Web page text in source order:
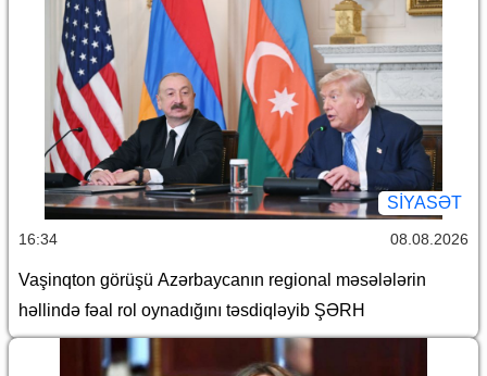
SİYASƏT
16:34 08.08.2026
Vaşinqton görüşü Azərbaycanın regional məsələlərin
həllində fəal rol oynadığını təsdiqləyib ŞƏRH